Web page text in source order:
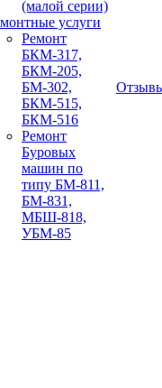
(малой серии)
услуги
Ремонт
БКМ-317,
БКМ-205,
БМ-302,
БКМ-515,
БКМ-516
Ремонт
Буровых
машин по
типу БМ-811,
БМ-831,
МБШ-818,
УБМ-85